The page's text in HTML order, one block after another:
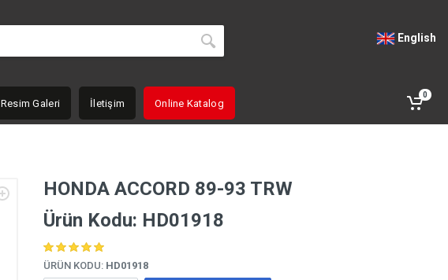
English
Resim Galeri İletişim Online Katalog
0
HONDA ACCORD 89-93 TRW
Ürün Kodu: HD01918
ÜRÜN KODU: HD01918